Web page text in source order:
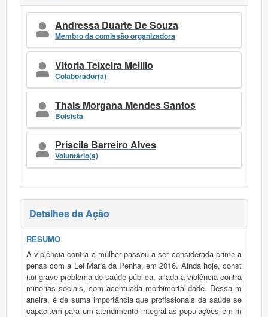
Andressa Duarte De Souza
Membro da comissão organizadora
Vitoria Teixeira Melillo
Colaborador(a)
Thais Morgana Mendes Santos
Bolsista
Priscila Barreiro Alves
Voluntário(a)
Detalhes da Ação
RESUMO
A violência contra a mulher passou a ser considerada crime a
penas com a Lei Maria da Penha, em 2016. Ainda hoje, const
itui grave problema de saúde pública, aliada à violência contra
minorias sociais, com acentuada morbimortalidade. Dessa m
aneira, é de suma importância que profissionais da saúde se
capacitem para um atendimento integral às populações em m